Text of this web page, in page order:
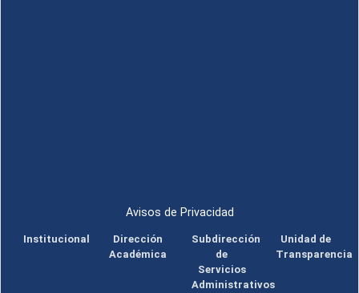
Avisos de Privacidad
Institucional
Dirección
Académica
Subdirección
de
Servicios
Administrativos
Unidad de
Transparencia